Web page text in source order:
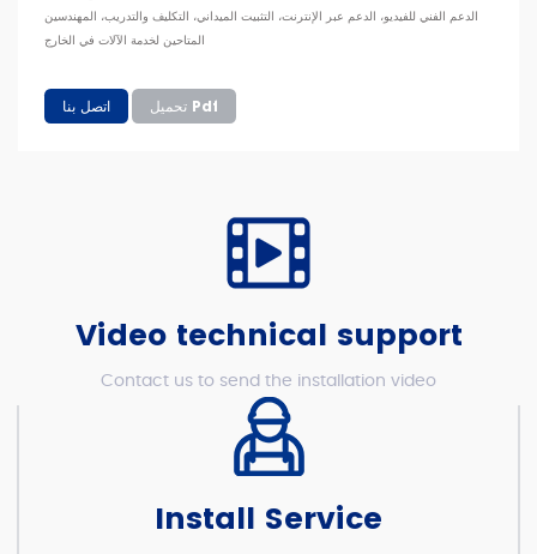
الدعم الفني للفيديو، الدعم عبر الإنترنت، التثبيت الميداني، التكليف والتدريب، المهندسين
المتاحين لخدمة الآلات في الخارج
اتصل بنا تحميل Pdf
Video technical support
Contact us to send the installation video
Install Service